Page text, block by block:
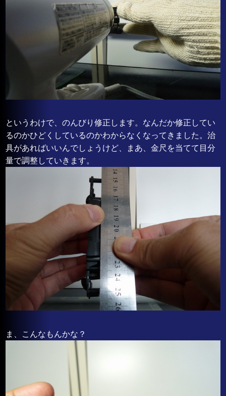
というわけで、のんびり修正します。なんだか修正してい
るのかひどくしているのかわからなくなってきました。治
具があればいいんでしょうけど、まあ、金尺を当てて目分
量で調整していきます。
ま、こんなもんかな？